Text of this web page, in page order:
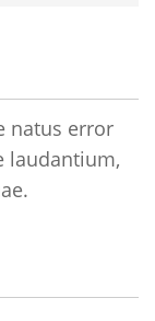
natus error
laudantium,